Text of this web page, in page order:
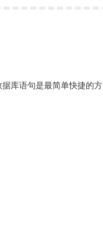
库语句是最简单快捷的方